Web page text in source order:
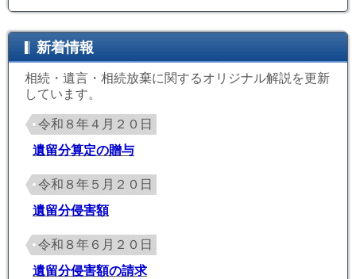
新着情報
相続・遺言・相続放棄に関するオリジナル解説を更新
しています。
令和８年４月２０日
遺留分算定の贈与
令和８年５月２０日
遺留分侵害額
令和８年６月２０日
遺留分侵害額の請求